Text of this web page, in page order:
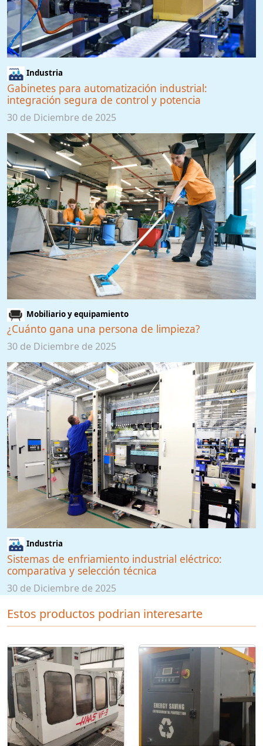
Industria
Gabinetes para automatización industrial:
integración segura de control y potencia
30 de Diciembre de 2025
Mobiliario y equipamiento
¿Cuánto gana una persona de limpieza?
30 de Diciembre de 2025
Industria
Sistemas de enfriamiento industrial eléctrico:
comparativa y selección técnica
30 de Diciembre de 2025
Estos productos podrian interesarte